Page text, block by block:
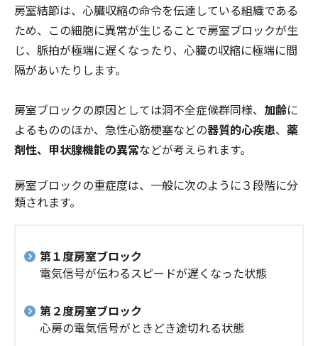
房室結節は、心臓収縮の命令を伝達している組織である
ため、この細胞に異常が生じることで房室ブロックが生
じ、脈拍が極端に遅くなったり、心臓の収縮に極端に間
隔があいたりします。
房室ブロックの原因としては洞不全症候群同様、 加齢に
よるもののほか、急性心筋梗塞などの器質的心疾患、 薬
剤性、甲状腺機能の異常などが考えられます。
房室ブロックの重症度は、一般に次のように３段階に分
類されます。
第１度房室ブロック
電気信号が伝わるスピードが遅くなった状態
第２度房室ブロック
心房の電気信号がときどき途切れる状態